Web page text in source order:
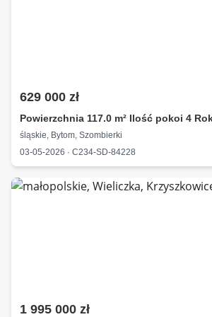
629 000 zł
Powierzchnia 117.0 m² Ilość pokoi 4
śląskie, Bytom, Szombierki
03-05-2026 · C234-SD-84228
1 995 000 zł